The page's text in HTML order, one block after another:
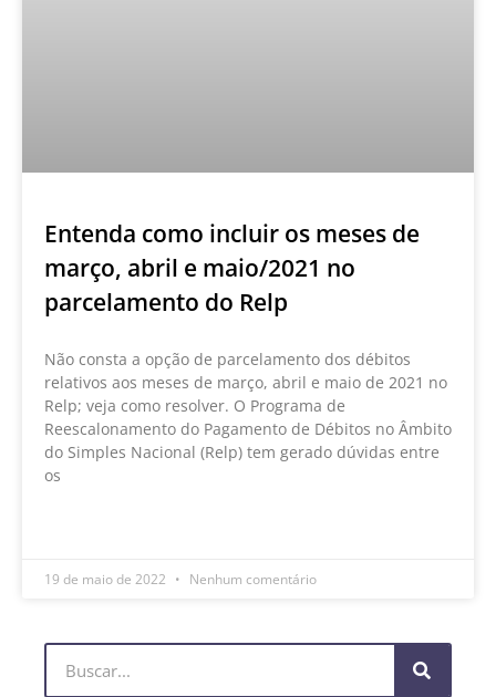
Entenda como incluir os meses de
março, abril e maio/2021 no
parcelamento do Relp
Não consta a opção de parcelamento dos débitos
relativos aos meses de março, abril e maio de 2021 no
Relp; veja como resolver. O Programa de
Reescalonamento do Pagamento de Débitos no Âmbito
do Simples Nacional (Relp) tem gerado dúvidas entre
os
19 de maio de 2022 Nenhum comentário